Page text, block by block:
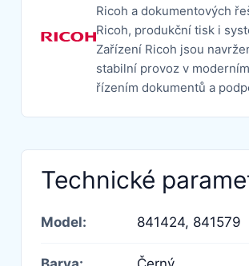
Ricoh a dokumentových
Ricoh, produkční tisk i
Zařízení Ricoh jsou
stabilní provoz v
řízením dokumentů a
Technické
Model: 841424, 841579